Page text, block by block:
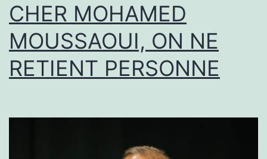
CHER MOHAMED
MOUSSAOUI, ON NE
RETIENT PERSONNE